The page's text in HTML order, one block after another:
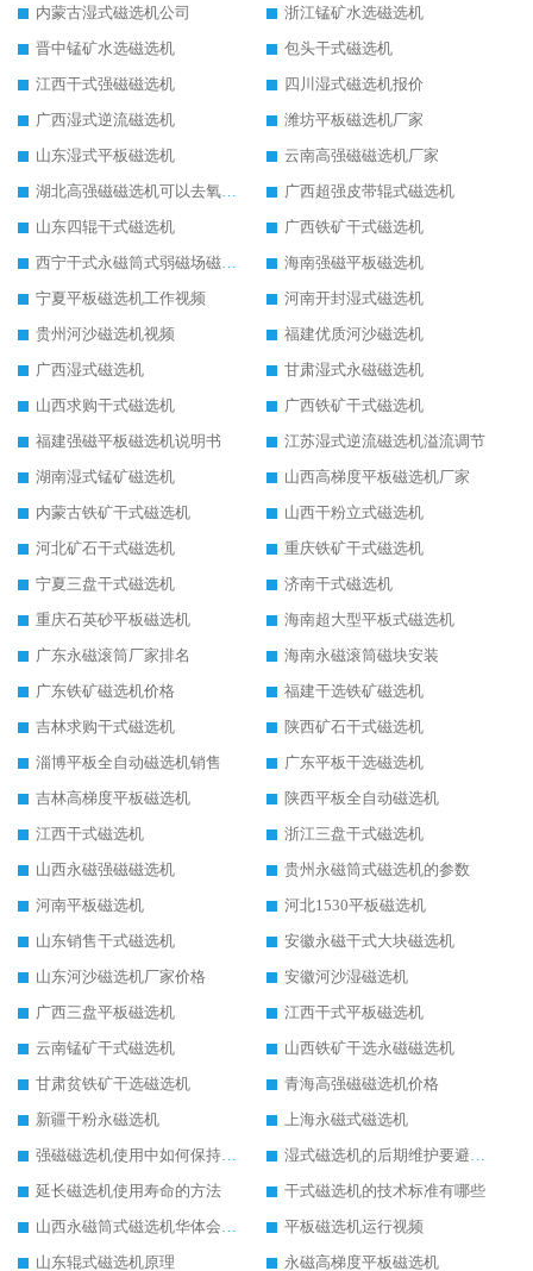
内蒙古湿式磁选机公司
浙江锰矿水选磁选机
晋中锰矿水选磁选机
包头干式磁选机
江西干式强磁磁选机
四川湿式磁选机报价
广西湿式逆流磁选机
潍坊平板磁选机厂家
山东湿式平板磁选机
云南高强磁磁选机厂家
湖北高强磁磁选机可以去氧化铝
广西超强皮带辊式磁选机
山东四辊干式磁选机
广西铁矿干式磁选机
西宁干式永磁筒式弱磁场磁选机结构图
海南强磁平板磁选机
宁夏平板磁选机工作视频
河南开封湿式磁选机
贵州河沙磁选机视频
福建优质河沙磁选机
广西湿式磁选机
甘肃湿式永磁磁选机
山西求购干式磁选机
广西铁矿干式磁选机
福建强磁平板磁选机说明书
江苏湿式逆流磁选机溢流调节
湖南湿式锰矿磁选机
山西高梯度平板磁选机厂家
内蒙古铁矿干式磁选机
山西干粉立式磁选机
河北矿石干式磁选机
重庆铁矿干式磁选机
宁夏三盘干式磁选机
济南干式磁选机
重庆石英砂平板磁选机
海南超大型平板式磁选机
广东永磁滚筒厂家排名
海南永磁滚筒磁块安装
广东铁矿磁选机价格
福建干选铁矿磁选机
吉林求购干式磁选机
陕西矿石干式磁选机
淄博平板全自动磁选机销售
广东平板干选磁选机
吉林高梯度平板磁选机
陕西平板全自动磁选机
江西干式磁选机
浙江三盘干式磁选机
山西永磁强磁磁选机
贵州永磁筒式磁选机的参数
河南平板磁选机
河北1530平板磁选机
山东销售干式磁选机
安徽永磁干式大块磁选机
山东河沙磁选机厂家价格
安徽河沙湿磁选机
广西三盘平板磁选机
江西干式平板磁选机
云南锰矿干式磁选机
山西铁矿干选永磁磁选机
甘肃贫铁矿干选磁选机
青海高强磁磁选机价格
新疆干粉永磁选机
上海永磁式磁选机
强磁磁选机使用中如何保持其顺畅运行
湿式磁选机的后期维护要避开哪些坑
延长磁选机使用寿命的方法
干式磁选机的技术标准有哪些
山西永磁筒式磁选机华体会手机网页版-华体会(中国)
平板磁选机运行视频
山东辊式磁选机原理
永磁高梯度平板磁选机